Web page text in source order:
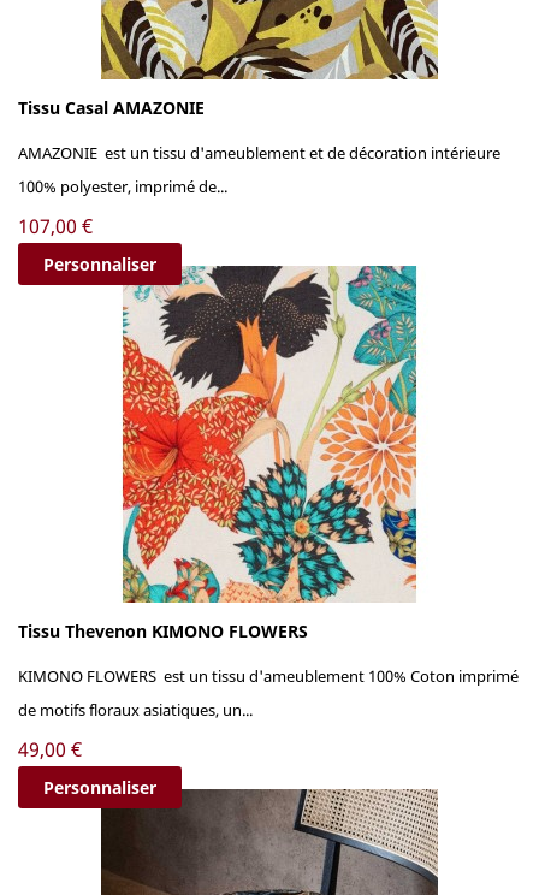
Tissu Casal AMAZONIE
AMAZONIE est un tissu d'ameublement et de décoration intérieure
100% polyester, imprimé de...
Prix
107,00 €
Personnaliser
Tissu Thevenon KIMONO FLOWERS
KIMONO FLOWERS est un tissu d'ameublement 100% Coton imprimé
de motifs floraux asiatiques, un...
Prix
49,00 €
Personnaliser